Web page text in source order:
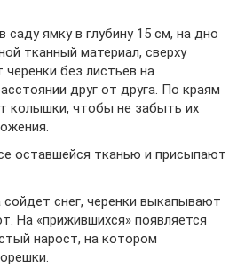
ямку в глубину 15 см, на дно
тканный материал, сверху
без листьев на
друг от друга. По краям
колышки, чтобы не забыть их
оставшейся тканью и присыпают
сойдет снег, черенки выкапывают
На «прижившихся» появляется
нарост, на котором